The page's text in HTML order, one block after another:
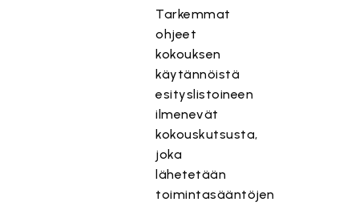
Tarkemmat
ohjeet
kokouksen
käytännöistä
esityslistoineen
ilmenevät
kokouskutsusta,
joka
lähetetään
toimintasääntöjen